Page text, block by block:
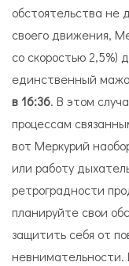
обстоятельства не
своего движения,
со скоростью 2,5%)
единственный
в 16:36. В этом
процессам
вот Меркурий
или работу
ретроградности
планируйте свои
защитить себя от